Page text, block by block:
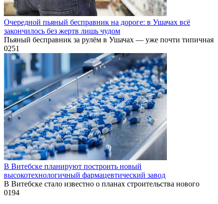
Очередной пьяный бесправник на дороге: в Ушачах всё
закончилось без жертв лишь чудом
Пьяный бесправник за рулём в Ушачах — уже почти типичная
0251
В Витебске планируют построить новый
высокотехнологичный фармацевтический завод
В Витебске стало известно о планах строительства нового
0194